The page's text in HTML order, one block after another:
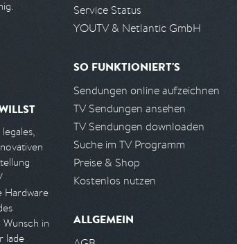
Hardware
in
lade
Service Status
YOUTV & Netlantic GmbH
SO FUNKTIONIERT'S
Sendungen online aufzeichnen
TV Sendungen ansehen
TV Sendungen downloaden
Suche im TV Programm
Preise & Shop
Kostenlos nutzen
ALLGEMEIN